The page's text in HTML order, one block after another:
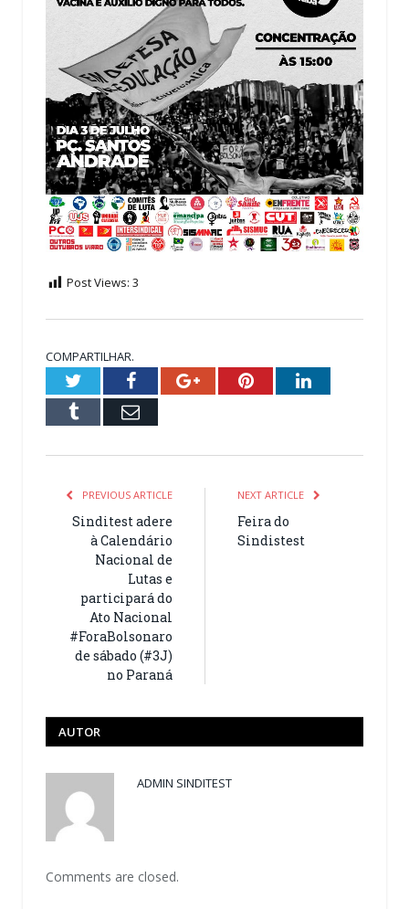
Post Views: 3
COMPARTILHAR.
TwitterFacebookGoogle+PinterestLinkedIn
Tumblr Email
PREVIOUS ARTICLE
Sinditest adere
à Calendário
Nacional de
Lutas e
participará do
Ato Nacional
#ForaBolsonaro
de sábado (#3J)
no Paraná
NEXT ARTICLE
Feira do
Sindistest
AUTOR
ADMIN SINDITEST
Comments are closed.